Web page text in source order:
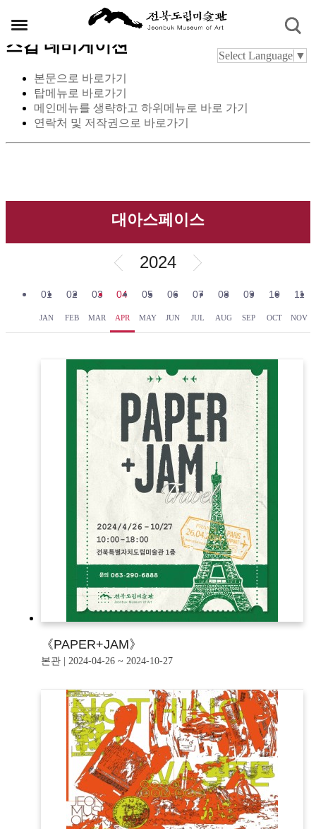
스킵 네비게이션
본문으로 바로가기
탑메뉴로 바로가기
메인메뉴를 생략하고 하위메뉴로 바로 가기
연락처 및 저작권으로 바로가기
Select Language ▼
대아스페이스
2024
01
JAN
02
FEB
03
MAR
04
APR
05
MAY
06
JUN
07
JUL
08
AUG
09
SEP
10
OCT
11
NOV
《PAPER+JAM》
본관 | 2024-04-26 ~ 2024-10-27